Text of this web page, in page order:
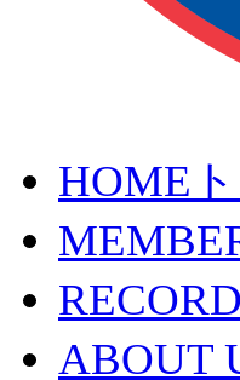
HOME
RECORD
ABOUT